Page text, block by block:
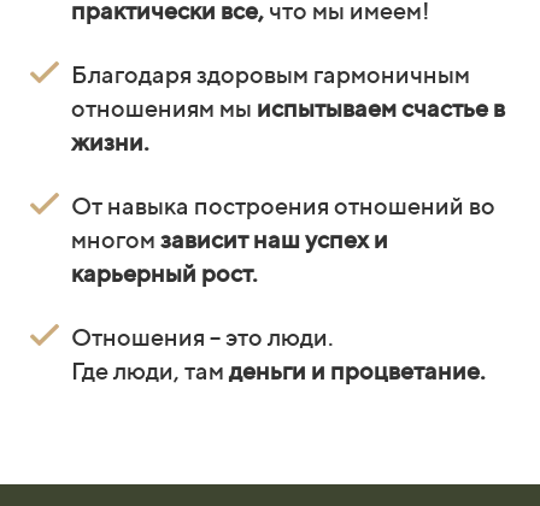
практически все, что мы имеем!
Благодаря здоровым гармоничным
отношениям мы испытываем счастье в
жизни.
От навыка построения отношений во
многом зависит наш успех и
карьерный рост.
Отношения – это люди.
Где люди, там деньги и процветание.